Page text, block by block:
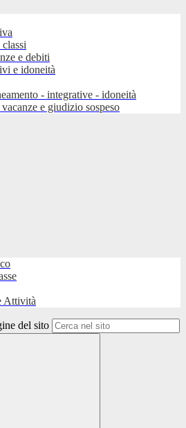
e debiti
e idoneità
- integrative - idoneità
e giudizio sospeso
Attività
del sito